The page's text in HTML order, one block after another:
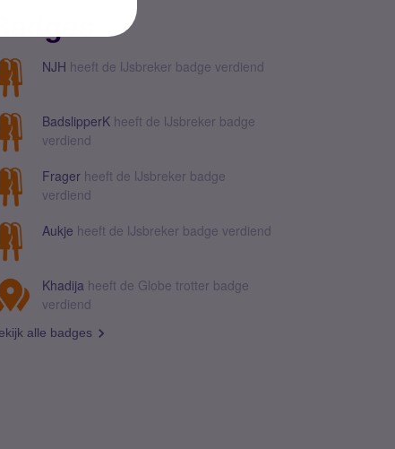
NJH heeft de IJsbreker badge verdiend
BadslipperK heeft de IJsbreker badge
verdiend
Frager heeft de IJsbreker badge
verdiend
Aukje heeft de IJsbreker badge verdiend
Khadija heeft de Globe trotter badge
verdiend
alle badges